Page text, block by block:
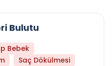
Bulutu
Bebek
Saç Dökülmesi